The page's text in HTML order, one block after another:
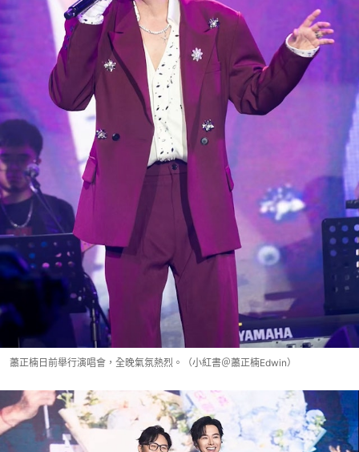
蕭正楠日前舉行演唱會，全晚氣氛熱烈。（小紅書＠蕭正楠Edwin）